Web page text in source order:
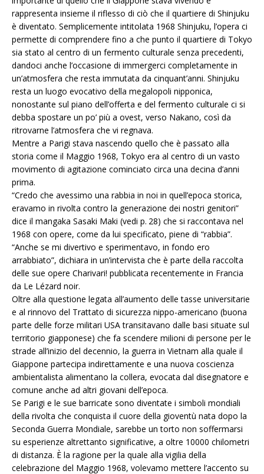
rappresenta insieme il riflesso di ciò che il quartiere di Shinjuku
è diventato. Semplicemente intitolata 1968 Shinjuku, l’opera ci
permette di comprendere fino a che punto il quartiere di Tokyo
sia stato al centro di un fermento culturale senza precedenti,
dandoci anche l’occasione di immergerci completamente in
un’atmosfera che resta immutata da cinquant’anni. Shinjuku
resta un luogo evocativo della megalopoli nipponica,
nonostante sul piano dell’offerta e del fermento culturale ci si
debba spostare un po’ più a ovest, verso Nakano, così da
ritrovarne l’atmosfera che vi regnava.
Mentre a Parigi stava nascendo quello che è passato alla
storia come il Maggio 1968, Tokyo era al centro di un vasto
movimento di agitazione cominciato circa una decina d’anni
prima.
“Credo che avessimo una rabbia in noi in quell’epoca storica,
eravamo in rivolta contro la generazione dei nostri genitori”
dice il mangaka Sasaki Maki (vedi p. 28) che si raccontava nel
1968 con opere, come da lui specificato, piene di “rabbia”.
“Anche se mi divertivo e sperimentavo, in fondo ero
arrabbiato”, dichiara in un’intervista che è parte della raccolta
delle sue opere Charivari! pubblicata recentemente in Francia
da Le Lézard noir.
Oltre alla questione legata all’aumento delle tasse universitarie
e al rinnovo del Trattato di sicurezza nippo-americano (buona
parte delle forze militari USA transitavano dalle basi situate sul
territorio giapponese) che fa scendere milioni di persone per le
strade all’inizio del decennio, la guerra in Vietnam alla quale il
Giappone partecipa indirettamente e una nuova coscienza
ambientalista alimentano la collera, evocata dal disegnatore e
comune anche ad altri giovani dell’epoca.
Se Parigi e le sue barricate sono diventate i simboli mondiali
della rivolta che conquista il cuore della gioventù nata dopo la
Seconda Guerra Mondiale, sarebbe un torto non soffermarsi
su esperienze altrettanto significative, a oltre 10000 chilometri
di distanza. È la ragione per la quale alla vigilia della
celebrazione del Maggio 1968, volevamo mettere l’accento su